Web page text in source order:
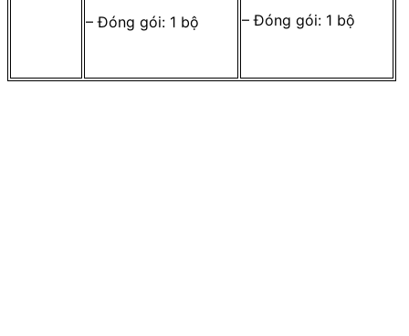
– Đóng gói: 1 bộ
– Đóng gói: 1 bộ